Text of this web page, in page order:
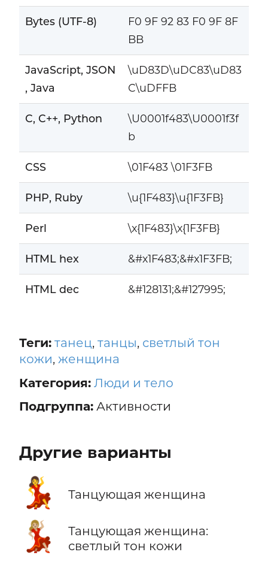
Bytes (UTF-8)
F0 9F 92 83 F0 9F 8F
BB
JavaScript, JSON
, Java
\uD83D\uDC83\uD83
C\uDFFB
C, C++, Python
\U0001f483\U0001f3f
b
CSS \01F483 \01F3FB
PHP, Ruby \u{1F483}\u{1F3FB}
Perl \x{1F483}\x{1F3FB}
HTML hex &#x1F483;&#x1F3FB;
HTML dec &#128131;&#127995;
Теги: танец, танцы, светлый тон
кожи, женщина
Категория: Люди и тело
Подгруппа:Активности
Другие варианты
💃 Танцующая женщина
💃🏼
Танцующая женщина:
светлый тон кожи